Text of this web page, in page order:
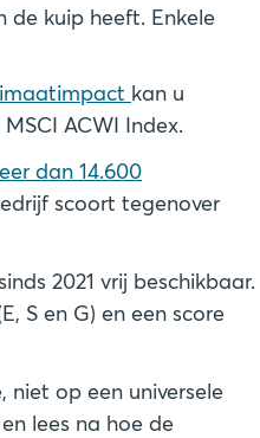
de kuip heeft. Enkele
kan u
ACWI Index.
dan 14.600
scoort tegenover
2021 vrij beschikbaar.
S en G) en een score
niet op een universele
lees na hoe de